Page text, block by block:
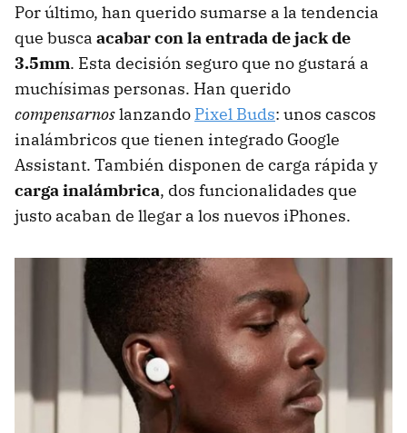
Por último, han querido sumarse a la tendencia
que busca acabar con la entrada de jack de
3.5mm. Esta decisión seguro que no gustará a
muchísimas personas. Han querido
compensarnoslanzando Pixel Buds: unos cascos
inalámbricos que tienen integrado Google
Assistant. También disponen de carga rápida y
carga inalámbrica, dos funcionalidades que
justo acaban de llegar a los nuevos iPhones.